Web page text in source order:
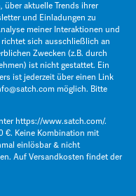
aktuelle Trends ihrer
und Einladungen zu
meiner Interaktionen und
richtet sich ausschließlich an
Zwecken (z.B. durch
ist nicht gestattet. Ein
ist jederzeit über einen Link
möglich. Bitte
https://www.satch.com/.
€. Keine Kombination mit
einlösbar & nicht
Auf Versandkosten findet der